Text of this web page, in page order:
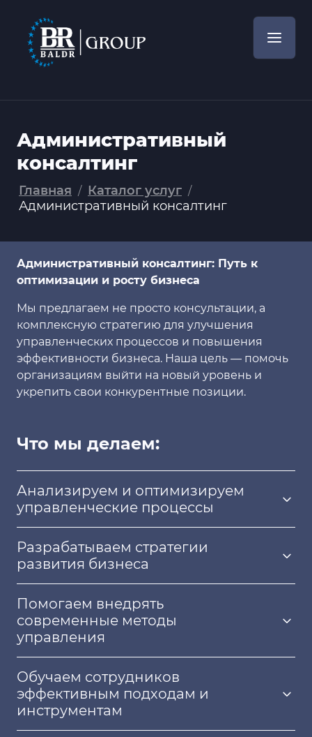
Административный
консалтинг
Главная / Каталог услуг /
Административный консалтинг
Административный консалтинг: Путь к
оптимизации и росту бизнеса
Мы предлагаем не просто консультации, а
комплексную стратегию для улучшения
управленческих процессов и повышения
эффективности бизнеса. Наша цель — помочь
организациям выйти на новый уровень и
укрепить свои конкурентные позиции.
Что мы делаем:
Анализируем и оптимизируем
управленческие процессы
Разрабатываем стратегии
развития бизнеса
Помогаем внедрять
современные методы
управления
Обучаем сотрудников
эффективным подходам и
инструментам